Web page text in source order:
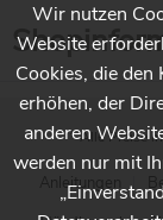
* Alle Preise
Anleitungen
Wir nutzen
Website
Cookies, die
erhöhen, der
anderen
werden nur mit